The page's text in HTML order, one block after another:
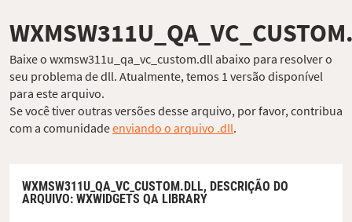
Baixe o wxmsw311u_qa_vc_custom.dll abaixo para resolver o
seu problema de dll. Atualmente, temos 1 versão disponível
para este arquivo.
Se você tiver outras versões desse arquivo, por favor, contribua
com a comunidadeenviando o arquivo .dll.
WXMSW311U_QA_VC_CUSTOM.DLL, DESCRIÇÃO DO
ARQUIVO: WXWIDGETS QA LIBRARY